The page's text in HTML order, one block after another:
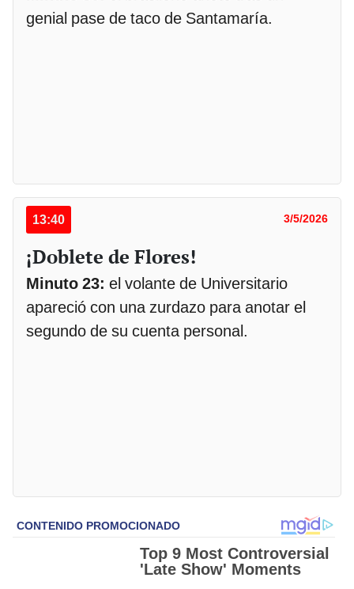
genial pase de taco de Santamaría.
13:40 3/5/2026
¡Doblete de Flores!
Minuto 23: el volante de Universitario
apareció con una zurdazo para anotar el
segundo de su cuenta personal.